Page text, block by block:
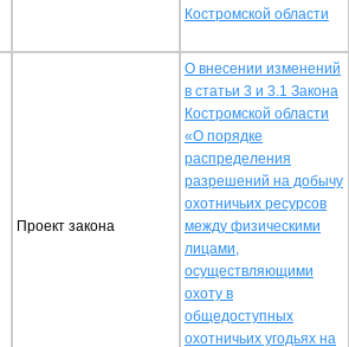
Костромской области
Проект закона
О внесении изменений
в статьи 3 и 3.1 Закона
Костромской области
«О порядке
распределения
разрешений на добычу
охотничьих ресурсов
между физическими
лицами,
осуществляющими
охоту в
общедоступных
охотничьих угодьях на